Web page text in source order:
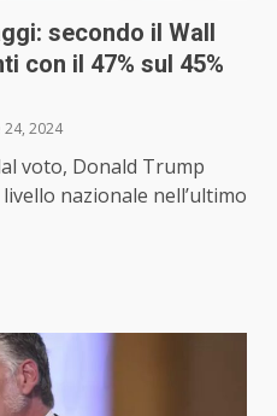
secondo il Wall
con il 47% sul 45%
2024
voto, Donald Trump
nazionale nell’ultimo